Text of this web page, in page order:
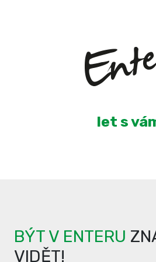
let s
BÝT V ENTERU
VIDĚT!